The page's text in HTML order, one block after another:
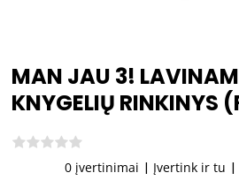
MAN JAU 3!
KNYGELIŲ RINKINYS
0 įvertinimai | Įvertink ir tu |